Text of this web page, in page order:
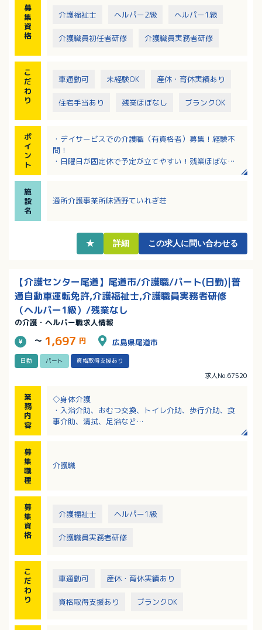
募
集
資
格
介護福祉士 ヘルパー2級 ヘルパー1級
介護職員初任者研修 介護職員実務者研修
こ
だ
わ
り
車通勤可 未経験OK 産休・育休実績あり
住宅手当あり 残業ほぼなし ブランクOK
ポ
イ
ン
ト
・デイサービスでの介護職（有資格者）募集！経験不
問！
・日曜日が固定休で予定が立てやすい！残業ほぼな
です。
施
設
名
通所介護事業所味酒野ていれぎ荘
★ 詳細 この求人に問い合わせる
【介護センター尾道】尾道市/介護職/パート(日勤)|普
通自動車運転免許,介護福祉士,介護職員実務者研修
（ヘルパー1級）/残業なし
の介護・ヘルパー職求人情報
～ 1,697 円 広島県尾道市
日勤 パート 資格取得支援あり
求人No.67520
業
務
内
容
◇身体介護
・入浴介助、おむつ交換、トイレ介助、歩行介助、食
事介助、清拭、足浴など
や排泄などの身体介護や調理、洗濯などの生活援助、
募
集
職
種
介護職
募
集
資
格
介護福祉士 ヘルパー1級
介護職員実務者研修
こ
だ
わ
り
車通勤可 産休・育休実績あり
資格取得支援あり ブランクOK